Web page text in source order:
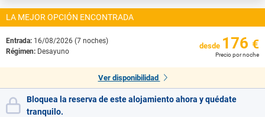
LA MEJOR OPCIÓN ENCONTRADA
Entrada: 16/08/2026 (7 noches)
Régimen: Desayuno
desde 176 €
Precio por noche
Ver disponibilidad
Bloquea la reserva de este alojamiento ahora y quédate
tranquilo.